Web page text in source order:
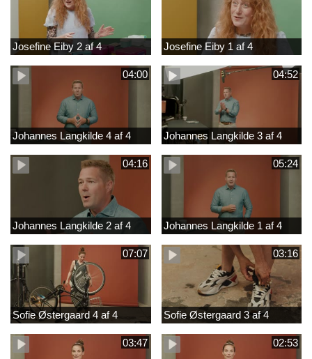
Josefine Eiby 2 af 4 Josefine Eiby 1 af 4
04:00
Johannes Langkilde 4 af 4
04:52
Johannes Langkilde 3 af 4
04:16
Johannes Langkilde 2 af 4
05:24
Johannes Langkilde 1 af 4
07:07
Sofie Østergaard 4 af 4
03:16
Sofie Østergaard 3 af 4
03:47 02:53